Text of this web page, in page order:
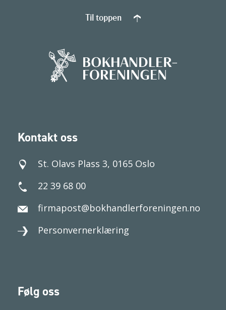
Kontakt oss
St. Olavs Plass 3, 0165 Oslo
22 39 68 00
firmapost@bokhandlerforeningen.no
Personvernerklæring
Følg oss
Til toppen